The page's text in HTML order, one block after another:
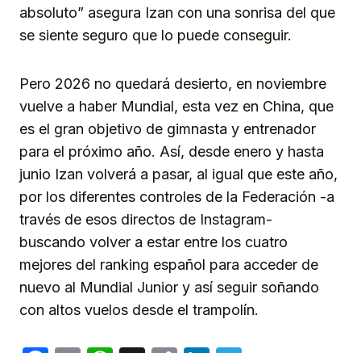
absoluto” asegura Izan con una sonrisa del que
se siente seguro que lo puede conseguir.
Pero 2026 no quedará desierto, en noviembre
vuelve a haber Mundial, esta vez en China, que
es el gran objetivo de gimnasta y entrenador
para el próximo año. Así, desde enero y hasta
junio Izan volverá a pasar, al igual que este año,
por los diferentes controles de la Federación -a
través de esos directos de Instagram-
buscando volver a estar entre los cuatro
mejores del ranking español para acceder de
nuevo al Mundial Junior y así seguir soñando
con altos vuelos desde el trampolín.